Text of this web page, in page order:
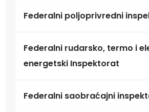
Federalni poljoprivredni
Federalni rudarsko, termo i
energetski Inspektorat
Federalni saobraćajni